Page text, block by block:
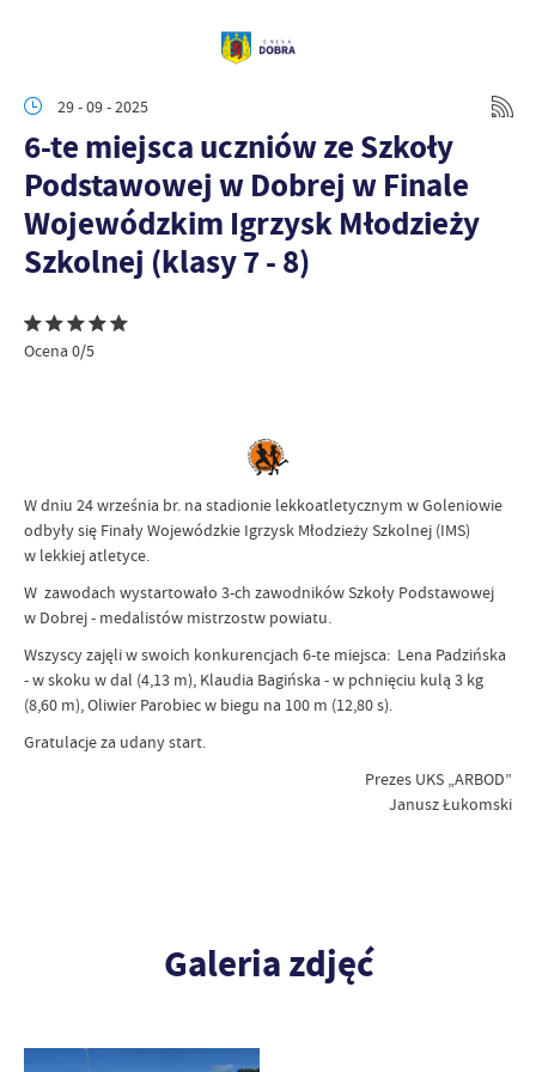
29 - 09 - 2025
6-te miejsca uczniów ze Szkoły
Podstawowej w Dobrej w Finale
Wojewódzkim Igrzysk Młodzieży
Szkolnej (klasy 7 - 8)
Ocena 0/5
W dniu 24 września br. na stadionie lekkoatletycznym w Goleniowie
odbyły się Finały Wojewódzkie Igrzysk Młodzieży Szkolnej (IMS)
w lekkiej atletyce.
W zawodach wystartowało 3-ch zawodników Szkoły Podstawowej
w Dobrej - medalistów mistrzostw powiatu.
Wszyscy zajęli w swoich konkurencjach 6-te miejsca: Lena Padzińska
- w skoku w dal (4,13 m), Klaudia Bagińska - w pchnięciu kulą 3 kg
(8,60 m), Oliwier Parobiec w biegu na 100 m (12,80 s).
Gratulacje za udany start.
Prezes UKS „ARBOD”
Janusz Łukomski
Galeria zdjęć